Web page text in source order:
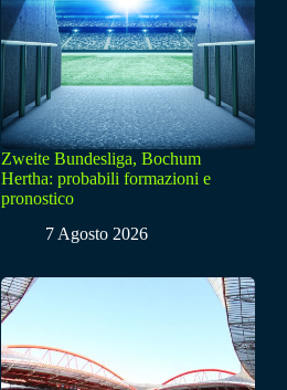
Zweite Bundesliga, Bochum
Hertha: probabili formazioni e
pronostico
7 Agosto 2026